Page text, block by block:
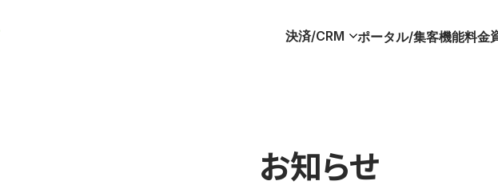
決済/CRM ポータル/集客機能料金
お知らせ